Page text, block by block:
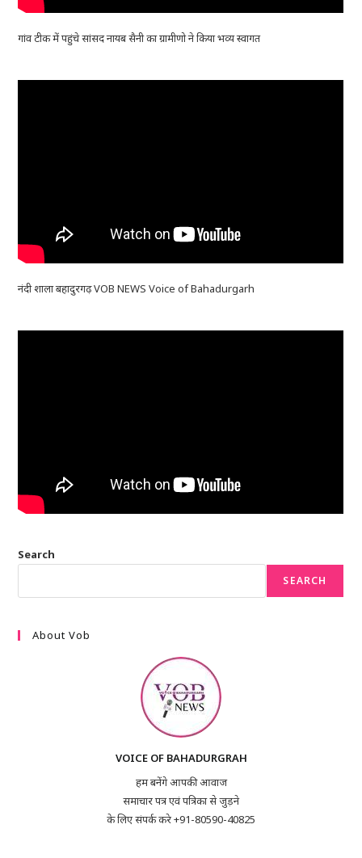
गांव टीक में पहुंचे सांसद नायब सैनी का ग्रामीणो ने किया भव्य स्वागत
नंदी शाला बहादुरगढ़ VOB NEWS Voice of Bahadurgarh
Search
SEARCH
About Vob
VOICE OF BAHADURGRAH
हम बनेंगे आपकी आवाज
समाचार पत्र एवं पत्रिका से जुड़ने
के लिए संपर्क करे +91-80590-40825